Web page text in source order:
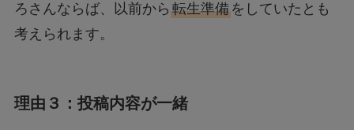
ろさんならば、以前から 転生準備をしていたとも
考えられます。
理由３：投稿内容が一緒